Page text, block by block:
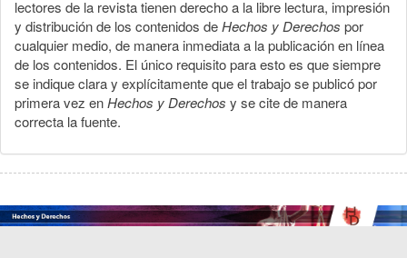
lectores de la revista tienen derecho a la libre lectura, impresión
y distribución de los contenidos deHechos y Derechos por
cualquier medio, de manera inmediata a la publicación en línea
de los contenidos. El único requisito para esto es que siempre
se indique clara y explícitamente que el trabajo se publicó por
primera vez enHechos y Derechos y se cite de manera
correcta la fuente.